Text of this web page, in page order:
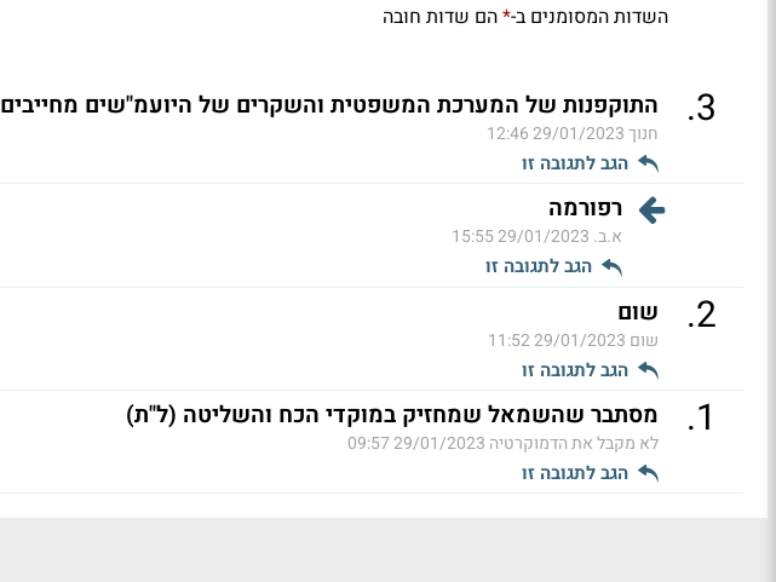
השדות המסומנים ב-*הם שדות חובה
3
. התוקפנות של המערכת המשפטית והשקרים של היועמ"שים מחייבים
חנוך29/01/2023 12:46
הגב לתגובה זו
רפורמה
א.ב. 29/01/2023 15:55
הגב לתגובה זו
2
. שום
שום 29/01/2023 11:52
הגב לתגובה זו
1
. מסתבר שהשמאל שמחזיק במוקדי הכח והשליטה (ל"ת)
לא מקבל את הדמוקרטיה 29/01/2023 09:57
הגב לתגובה זו